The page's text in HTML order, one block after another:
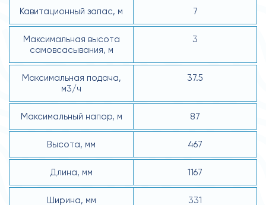
Кавитационный запас, м 7
Максимальная высота
самовсасывания, м
3
Максимальная подача,
м3/ч
37.5
Максимальный напор, м 87
Высота, мм 467
Длина, мм 1167
Ширина, мм 331